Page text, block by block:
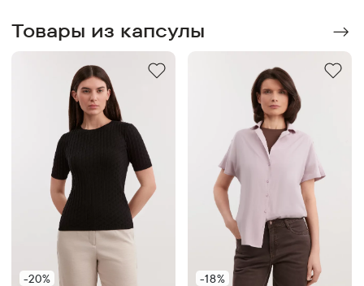
Товары из капсулы
-20% -18%